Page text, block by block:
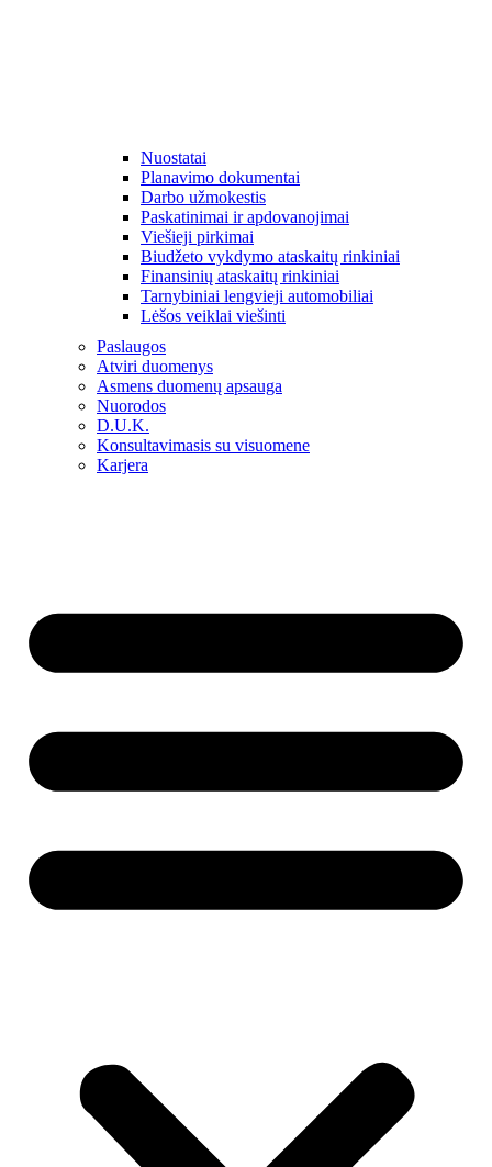
Nuostatai
Planavimo dokumentai
Darbo užmokestis
Paskatinimai ir apdovanojimai
Viešieji pirkimai
Biudžeto vykdymo ataskaitų rinkiniai
Finansinių ataskaitų rinkiniai
Tarnybiniai lengvieji automobiliai
Lėšos veiklai viešinti
Paslaugos
Atviri duomenys
Asmens duomenų apsauga
Nuorodos
D.U.K.
Konsultavimasis su visuomene
Karjera